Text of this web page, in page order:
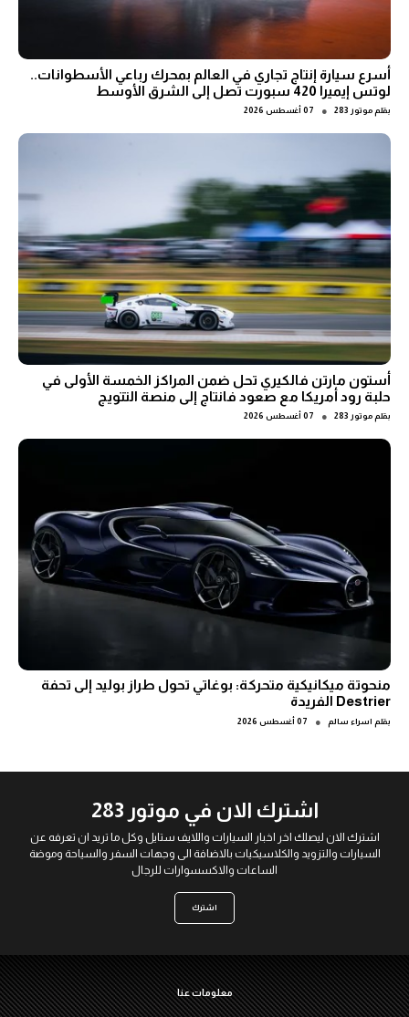
أسرع سيارة إنتاج تجاري في العالم بمحرك رباعي الأسطوانات..
لوتس إيميرا 420 سبورت تصل إلى الشرق الأوسط
بقلم موتور 283 ● 07 أغسطس 2026
أستون مارتن فالكيري تحل ضمن المراكز الخمسة الأولى في
حلبة رود أمريكا مع صعود فانتاج إلى منصة التتويج
بقلم موتور 283 ● 07 أغسطس 2026
منحوتة ميكانيكية متحركة: بوغاتي تحول طراز بوليد إلى تحفة
Destrier الفريدة
بقلم اسراء سالم ● 07 أغسطس 2026
اشترك الان في موتور 283
اشترك الان ليصلك اخر اخبار السيارات واللايف ستايل وكل ما تريد ان تعرفه عن
السيارات والتزويد والكلاسيكيات بالاضافة الى وجهات السفر والسياحة وموضة
الساعات والاكسسوارات للرجال
اشترك
معلومات عنا